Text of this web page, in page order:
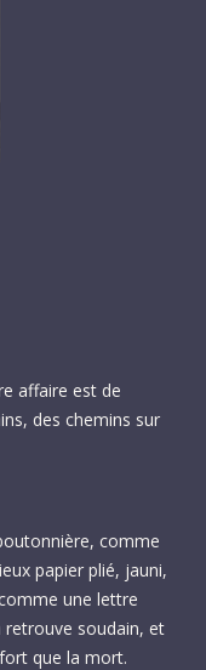
affaire est de
des chemins sur
comme
papier plié, jauni,
une lettre
soudain, et
que la mort.